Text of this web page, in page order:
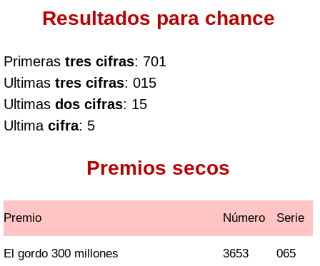
Resultados para chance
Primeras tres cifras: 701
Ultimas tres cifras: 015
Ultimas dos cifras: 15
Ultima cifra: 5
Premios secos
Premio Número Serie
El gordo 300 millones 3653 065